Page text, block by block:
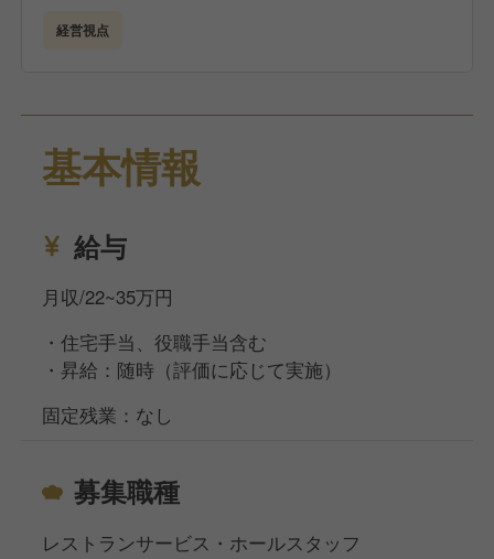
サービス改善・業務改善の企画と実行
決められた運営をこなすだけでなく、自分の色を出し
た店舗づくりに挑戦できる環境です。
合があります。
経営視点
基本情報
給与
月収/22~35万円
・住宅手当、役職手当含む
・昇給：随時（評価に応じて実施）
固定残業：なし
募集職種
レストランサービス・ホールスタッフ